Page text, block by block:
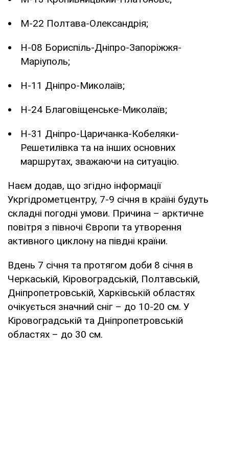
М-22 Полтава-Олександрія;
Н-08 Бориспіль-Дніпро-Запоріжжя-
Маріуполь;
Н-11 Дніпро-Миколаїв;
Н-24 Благовіщенське-Миколаїв;
Н-31 Дніпро-Царичанка-Кобеляки-
Решетилівка та на інших основних
маршрутах, зважаючи на ситуацію.
Наєм додав, що згідно інформації
Укргідрометцентру, 7-9 січня в країні будуть
складні погодні умови. Причина – арктичне
повітря з півночі Європи та утворення
активного циклону на півдні країни.
Вдень 7 січня та протягом доби 8 січня в
Черкаській, Кіровоградській, Полтавській,
Дніпропетровській, Харківській областях
очікується значний сніг – до 10-20 см. У
Кіровоградській та Дніпропетровській
областях – до 30 см.